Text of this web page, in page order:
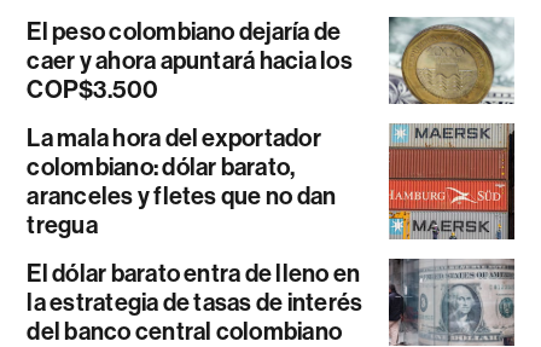
El peso colombiano dejaría de
caer y ahora apuntará hacia los
COP$3.500
La mala hora del exportador
colombiano: dólar barato,
aranceles y fletes que no dan
tregua
El dólar barato entra de lleno en
la estrategia de tasas de interés
del banco central colombiano